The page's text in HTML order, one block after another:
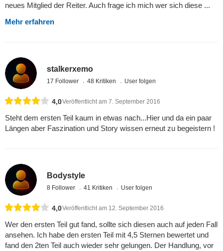
neues Mitglied der Reiter. Auch frage ich mich wer sich diese ...
Mehr erfahren
stalkerxemo
17 Follower 48 Kritiken User folgen
4,0Veröffentlicht am 7. September 2016
Steht dem ersten Teil kaum in etwas nach...Hier und da ein paar
Längen aber Faszination und Story wissen erneut zu begeistern !
Bodystyle
8 Follower 41 Kritiken User folgen
4,0Veröffentlicht am 12. September 2016
Wer den ersten Teil gut fand, sollte sich diesen auch auf jeden Fall
ansehen. Ich habe den ersten Teil mit 4,5 Sternen bewertet und
fand den 2ten Teil auch wieder sehr gelungen. Der Handlung, vor